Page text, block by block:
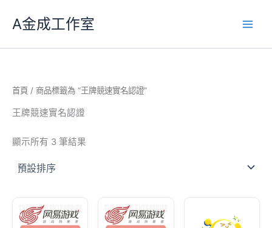
要
A金成工作室
首頁 / 商品標籤為 “王牌競速實名認證”
王牌競速實名認證
顯示所有 3 筆結果